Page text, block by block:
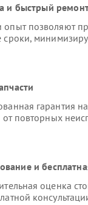
и быстрый
позволяют
гарантия
повторных
и
оценка